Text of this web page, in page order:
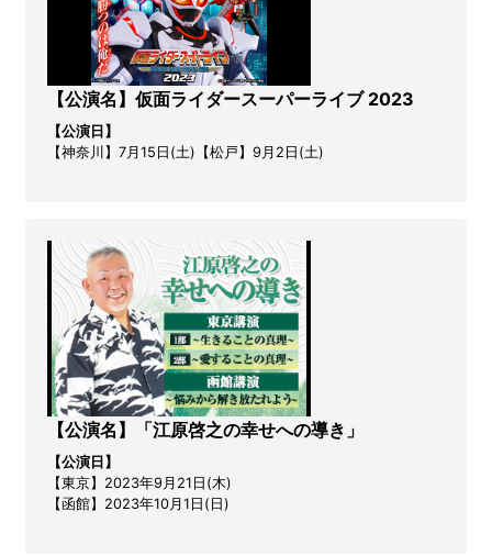
【公演名】仮面ライダースーパーライブ 2023
【公演日】
【神奈川】7月15日(土)【松戸】9月2日(土)
【公演名】「江原啓之の幸せへの導き」
【公演日】
【東京】2023年9月21日(木)
【函館】2023年10月1日(日)